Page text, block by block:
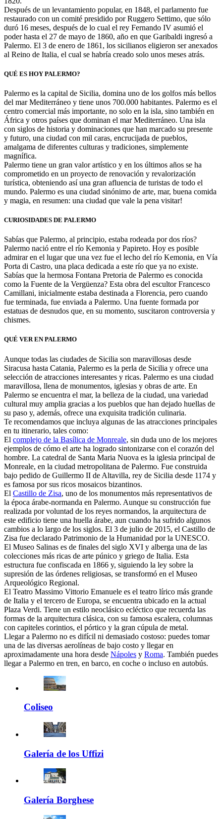
Después de un levantamiento popular, en 1848, el parlamento fue
restaurado con un comité presidido por Ruggero Settimo, que sólo
duró 16 meses, después de lo cual el rey Fernando IV asumió el
poder hasta el 27 de mayo de 1860, año en que Garibaldi ingresó a
Palermo. El 3 de enero de 1861, los sicilianos eligieron ser anexados
al Reino de Italia, el cual se habría creado solo unos meses atrás.
QUÉ ES HOY PALERMO?
Palermo es la capital de Sicilia, domina uno de los golfos más bellos
del mar Mediterráneo y tiene unos 700.000 habitantes. Palermo es el
centro comercial más importante, no solo en la isla, sino también en
África y otros países que dominan el mar Mediterráneo. Una isla
con siglos de historia y dominaciones que han marcado su presente
y futuro, una ciudad con mil caras, encrucijada de pueblos,
amalgama de diferentes culturas y tradiciones, simplemente
magnífica.
Palermo tiene un gran valor artístico y en los últimos años se ha
comprometido en un proyecto de renovación y revalorización
turística, obteniendo así una gran afluencia de turistas de todo el
mundo. Palermo es una ciudad sinónimo de arte, mar, buena comida
y magia, en resumen: una ciudad que vale la pena visitar!
CURIOSIDADES DE PALERMO
Sabías que Palermo, al principio, estaba rodeada por dos ríos?
Palermo nació entre el río Kemonia y Papireto. Hoy es posible
admirar en el lugar que una vez fue el lecho del río Kemonia, en Vía
Porta di Castro, una placa dedicada a este río que ya no existe.
Sabías que la hermosa Fontana Pretoria de Palermo es conocida
como la Fuente de la Vergüenza? Esta obra del escultor Francesco
Camillani, inicialmente estaba destinada a Florencia, pero cuando
fue terminada, fue enviada a Palermo. Una fuente formada por
estatuas de desnudos que, en su momento, suscitaron controversia y
chismes.
QUÉ VER EN PALERMO
Aunque todas las ciudades de Sicilia son maravillosas desde
Siracusa hasta Catania, Palermo es la perla de Sicilia y ofrece una
selección de atracciones interesantes y ricas. Palermo es una ciudad
maravillosa, llena de monumentos, iglesias y obras de arte. En
Palermo se encuentra el mar, la belleza de la ciudad, una variedad
cultural muy amplia gracias a los pueblos que han dejado huellas de
su paso y, además, ofrece una exquisita tradición culinaria.
Te recomendamos que incluya algunas de las atracciones principales
en tu itinerario, tales como:
El complejo de la Basílica de Monreale, sin duda uno de los mejores
ejemplos de cómo el arte ha logrado sintonizarse con el corazón del
hombre. La catedral de Santa Maria Nuova es la iglesia principal de
Monreale, en la ciudad metropolitana de Palermo. Fue construida
bajo pedido de Guillermo II de Altavilla, rey de Sicilia desde 1174 y
es famosa por sus ricos mosaicos bizantinos.
El Castillo de Zisa, uno de los monumentos más representativos de
la época árabe-normanda en Palermo. Aunque su construcción fue
realizada por voluntad de los reyes normandos, la arquitectura de
este edificio tiene una huella árabe, aun cuando ha sufrido algunos
cambios a lo largo de los siglos. El 3 de julio de 2015, el Castillo de
Zisa fue declarado Patrimonio de la Humanidad por la UNESCO.
El Museo Salinas es de finales del siglo XVI y alberga una de las
colecciones más ricas de arte púnico y griego de Italia. Esta
estructura fue confiscada en 1866 y, siguiendo la ley sobre la
supresión de las órdenes religiosas, se transformó en el Museo
Arqueológico Regional.
El Teatro Massimo Vittorio Emanuele es el teatro lírico más grande
de Italia y el tercero de Europa, se encuentra ubicado en la actual
Plaza Verdi. Tiene un estilo neoclásico ecléctico que recuerda las
formas de la arquitectura clásica, con su famosa escalera, columnas
con capiteles corintios, el pórtico y la gran cúpula de metal.
Llegar a Palermo no es difícil ni demasiado costoso: puedes tomar
una de las diversas aerolíneas de bajo costo y llegar en
aproximadamente una hora desde Nápoles y Roma. También puedes
llegar a Palermo en tren, en barco, en coche o incluso en autobús.
Coliseo
Galería de los Uffizi
Galería Borghese